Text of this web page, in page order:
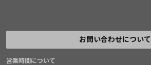
お問い合わせについて
営業時間について